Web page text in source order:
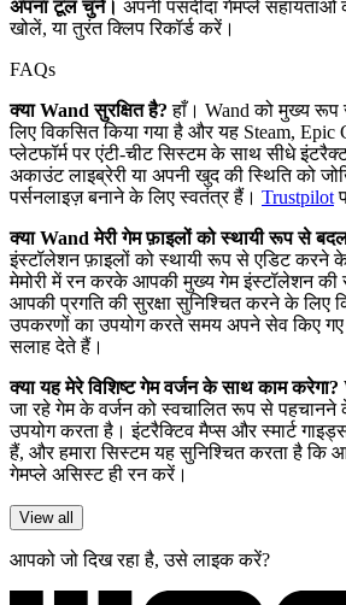
अपना टूल चुनें। अपनी पसंदीदा गेमप्ले सहायताओं
खोलें, या तुरंत क्लिप रिकॉर्ड करें।
FAQs
क्या Wand सुरक्षित है? हाँ। Wand को मुख्य
लिए विकसित किया गया है और यह Steam,
प्लेटफॉर्म पर एंटी-चीट सिस्टम के साथ सीधे
अकाउंट लाइब्रेरी या अपनी खुद की स्थिति को
पर्सनलाइज़ बनाने के लिए स्वतंत्र हैं। Trustpilot
क्या Wand मेरी गेम फ़ाइलों को स्थायी रूप से
इंस्टॉलेशन फ़ाइलों को स्थायी रूप से एडिट करने
मेमोरी में रन करके आपकी मुख्य गेम इंस्टॉलेशन की
आपकी प्रगति की सुरक्षा सुनिश्चित करने के लिए
उपकरणों का उपयोग करते समय अपने सेव किए
सलाह देते हैं।
क्या यह मेरे विशिष्ट गेम वर्जन के साथ काम करेगा?
जा रहे गेम के वर्जन को स्वचालित रूप से
उपयोग करता है। इंटरैक्टिव मैप्स और स्मार्ट
हैं, और हमारा सिस्टम यह सुनिश्चित करता है
गेमप्ले असिस्ट ही रन करें।
View all
आपको जो दिख रहा है, उसे लाइक करें?